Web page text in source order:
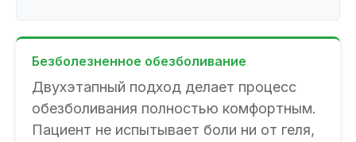
Безболезненное обезболивание
Двухэтапный подход делает процесс
обезболивания полностью комфортным.
Пациент не испытывает боли ни от геля,